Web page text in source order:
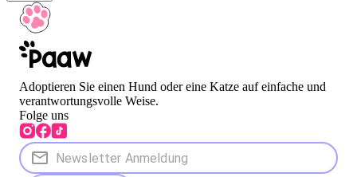
Adoptieren Sie einen Hund oder eine Katze auf einfache und
verantwortungsvolle Weise.
Folge uns